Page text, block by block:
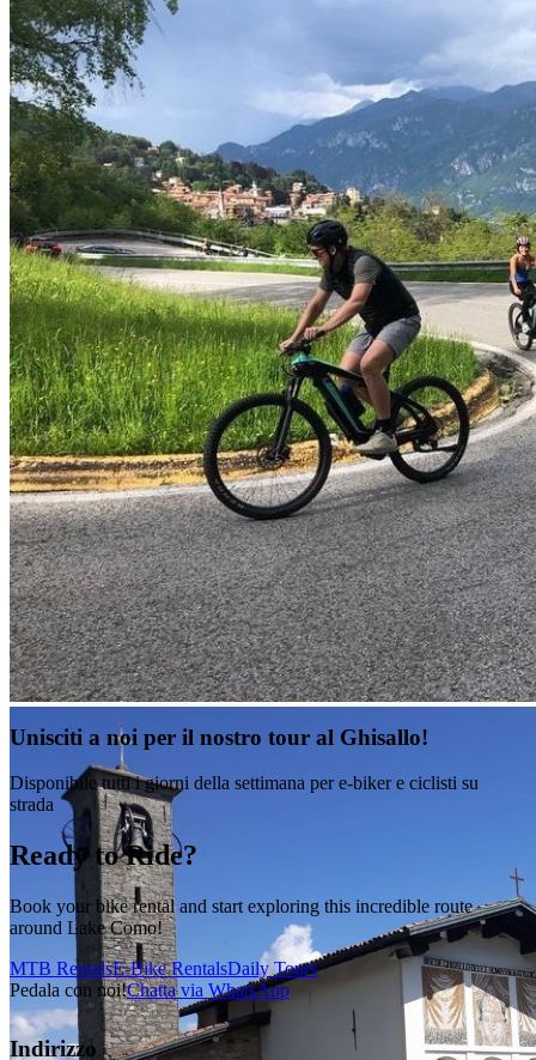
Unisciti a noi per il nostro tour al Ghisallo!
Disponibile tutti i giorni della settimana per e-biker e ciclisti su
strada
Ready to Ride?
Book your bike rental and start exploring this incredible route
around Lake Como!
MTB RentalsE-Bike RentalsDaily Tours
Pedala con noi!Chatta via WhatsApp
Indirizzo